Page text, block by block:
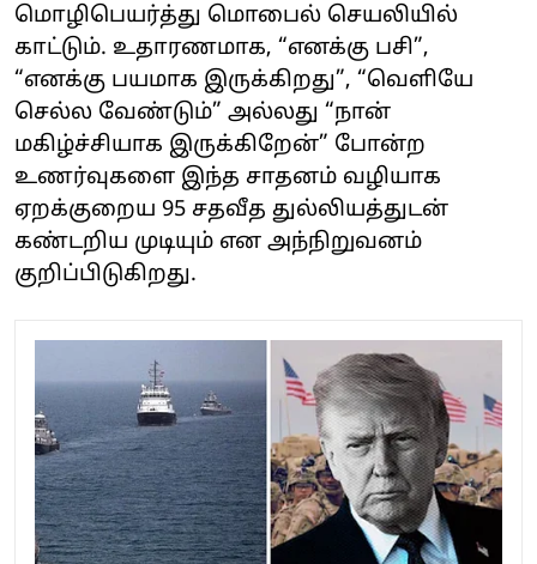
மொழிபெயர்த்து மொபைல் செயலியில்
காட்டும். உதாரணமாக, “எனக்கு பசி”,
“எனக்கு பயமாக இருக்கிறது”, “வெளியே
செல்ல வேண்டும்” அல்லது “நான்
மகிழ்ச்சியாக இருக்கிறேன்” போன்ற
உணர்வுகளை இந்த சாதனம் வழியாக
ஏறக்குறைய 95 சதவீத துல்லியத்துடன்
கண்டறிய முடியும் என அந்நிறுவனம்
குறிப்பிடுகிறது.